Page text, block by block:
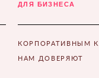
ДЛЯ БИЗНЕСА
КОРПОРАТИВНЫМ
НАМ ДОВЕРЯЮТ